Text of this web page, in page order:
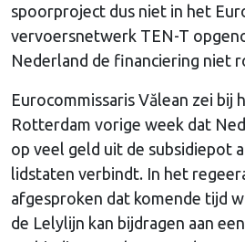
spoorproject dus niet in het
vervoersnetwerk TEN-T
Nederland de financiering niet
Eurocommissaris Vălean zei bij
Rotterdam vorige week dat
op veel geld uit de subsidiepot
lidstaten verbindt. In het
afgesproken dat komende tijd
de Lelylijn kan bijdragen aan